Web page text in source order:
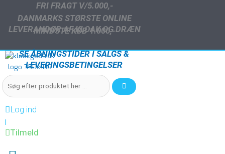
FRI FRAGT V/5.000,-
DANMARKS STØRSTE ONLINE
LEVERANDØR AF KLOAK OG DRÆN
MINDSTE KØB 1.000,-
SE ÅBNINGSTIDER I SALGS &
LEVERINGSBETINGELSER
Log ind
|
Tilmeld